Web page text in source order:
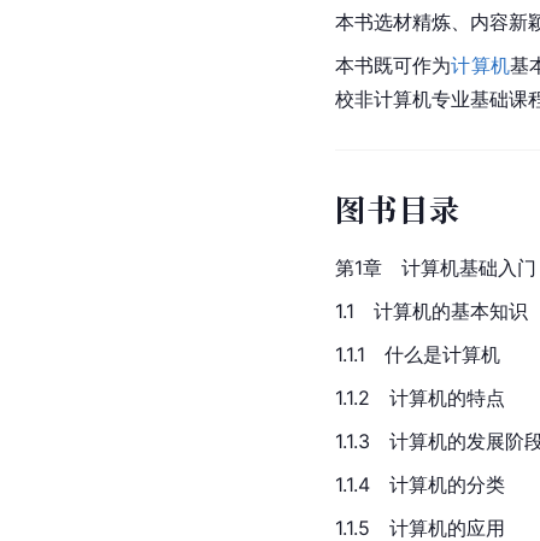
本书选材精炼、内容新
本书既可作为计算机基
校非计算机专业基础课
图书目录
第1章　计算机基础入门
1.1 计算机的基本知识
1.1.1　什么是计算机
1.1.2　计算机的特点
1.1.3　计算机的发展阶
1.1.4　计算机的分类
1.1.5　计算机的应用